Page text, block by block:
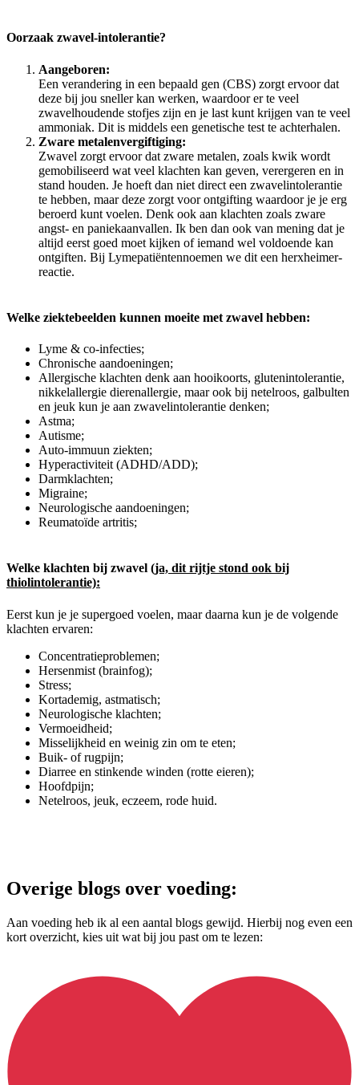
Oorzaak zwavel-intolerantie?
Aangeboren:
Een verandering in een bepaald gen (CBS) zorgt ervoor dat
deze bij jou sneller kan werken, waardoor er te veel
zwavelhoudende stofjes zijn en je last kunt krijgen van te veel
ammoniak. Dit is middels een genetische test te achterhalen.
Zware metalenvergiftiging:
Zwavel zorgt ervoor dat zware metalen, zoals kwik wordt
gemobiliseerd wat veel klachten kan geven, verergeren en in
stand houden. Je hoeft dan niet direct een zwavelintolerantie
te hebben, maar deze zorgt voor ontgifting waardoor je je erg
beroerd kunt voelen. Denk ook aan klachten zoals zware
angst- en paniekaanvallen. Ik ben dan ook van mening dat je
altijd eerst goed moet kijken of iemand wel voldoende kan
ontgiften. Bij Lymepatiëntennoemen we dit een herxheimer-
reactie.
Welke ziektebeelden kunnen moeite met zwavel hebben:
Lyme & co-infecties;
Chronische aandoeningen;
Allergische klachten denk aan hooikoorts, glutenintolerantie,
nikkelallergie dierenallergie, maar ook bij netelroos, galbulten
en jeuk kun je aan zwavelintolerantie denken;
Astma;
Autisme;
Auto-immuun ziekten;
Hyperactiviteit (ADHD/ADD);
Darmklachten;
Migraine;
Neurologische aandoeningen;
Reumatoïde artritis;
Welke klachten bij zwavel (ja, dit rijtje stond ook bij
thiolintolerantie):
Eerst kun je je supergoed voelen, maar daarna kun je de volgende
klachten ervaren:
Concentratieproblemen;
Hersenmist (brainfog);
Stress;
Kortademig, astmatisch;
Neurologische klachten;
Vermoeidheid;
Misselijkheid en weinig zin om te eten;
Buik- of rugpijn;
Diarree en stinkende winden (rotte eieren);
Hoofdpijn;
Netelroos, jeuk, eczeem, rode huid.
Overige blogs over voeding:
Aan voeding heb ik al een aantal blogs gewijd. Hierbij nog even een
kort overzicht, kies uit wat bij jou past om te lezen: